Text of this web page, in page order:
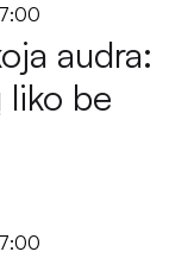
audra:
be